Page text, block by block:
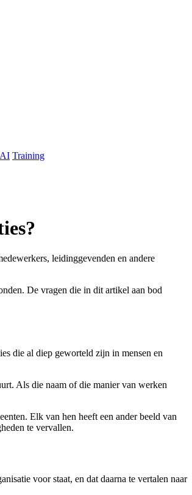
Training
leidinggevenden en andere
De vragen die in dit artikel aan bod
die al diep geworteld zijn in mensen en
Als die naam of die manier van werken
Elk van hen heeft een ander beeld van
te vervallen.
voor staat, en dat daarna te vertalen naar